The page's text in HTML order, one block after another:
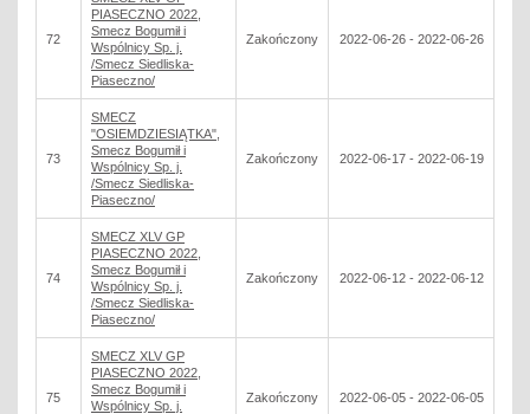
72
PIASECZNO 2022,
Smecz Bogumił i
Wspólnicy Sp. j.
/Smecz Siedliska-
Piaseczno/
Zakończony 2022-06-26 - 2022-06-26
73
SMECZ
"OSIEMDZIESIĄTKA",
Smecz Bogumił i
Wspólnicy Sp. j.
/Smecz Siedliska-
Piaseczno/
Zakończony 2022-06-17 - 2022-06-19
74
SMECZ XLV GP
PIASECZNO 2022,
Smecz Bogumił i
Wspólnicy Sp. j.
/Smecz Siedliska-
Piaseczno/
Zakończony 2022-06-12 - 2022-06-12
75
SMECZ XLV GP
PIASECZNO 2022,
Smecz Bogumił i
Wspólnicy Sp. j.
Zakończony 2022-06-05 - 2022-06-05